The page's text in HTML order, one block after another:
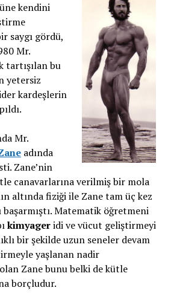
kendini
saygı gördü,
Mr.
tartışılan bu
yetersiz
kardeşlerin
Mr.
adında
Zane’nin
canavarlarına verilmiş bir mola
altında fiziği ile Zane tam üç kez
Matematik öğretmeni
kimyageridi ve vücut geliştirmeyi
bir şekilde uzun seneler devam
yaşlanan nadir
Zane bunu belki de kütle
borçludur.